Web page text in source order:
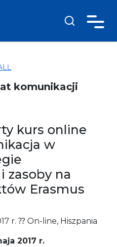
komunikacji
kurs online
w
zasoby na
Erasmus
r. ⁇ On-line, Hiszpania
2017 r.